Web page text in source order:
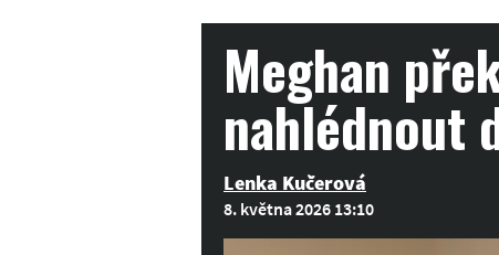
Meghan
nahlédnout
Lenka Kučerová
8. května 2026 13:10